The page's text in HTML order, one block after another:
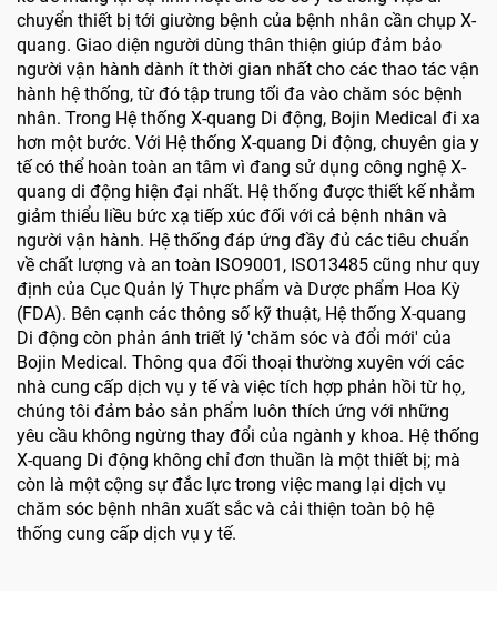
chuyển thiết bị tới giường bệnh của bệnh nhân cần chụp X-
quang. Giao diện người dùng thân thiện giúp đảm bảo
người vận hành dành ít thời gian nhất cho các thao tác vận
hành hệ thống, từ đó tập trung tối đa vào chăm sóc bệnh
nhân. Trong Hệ thống X-quang Di động, Bojin Medical đi xa
hơn một bước. Với Hệ thống X-quang Di động, chuyên gia y
tế có thể hoàn toàn an tâm vì đang sử dụng công nghệ X-
quang di động hiện đại nhất. Hệ thống được thiết kế nhằm
giảm thiểu liều bức xạ tiếp xúc đối với cả bệnh nhân và
người vận hành. Hệ thống đáp ứng đầy đủ các tiêu chuẩn
về chất lượng và an toàn ISO9001, ISO13485 cũng như quy
định của Cục Quản lý Thực phẩm và Dược phẩm Hoa Kỳ
(FDA). Bên cạnh các thông số kỹ thuật, Hệ thống X-quang
Di động còn phản ánh triết lý 'chăm sóc và đổi mới' của
Bojin Medical. Thông qua đối thoại thường xuyên với các
nhà cung cấp dịch vụ y tế và việc tích hợp phản hồi từ họ,
chúng tôi đảm bảo sản phẩm luôn thích ứng với những
yêu cầu không ngừng thay đổi của ngành y khoa. Hệ thống
X-quang Di động không chỉ đơn thuần là một thiết bị; mà
còn là một cộng sự đắc lực trong việc mang lại dịch vụ
chăm sóc bệnh nhân xuất sắc và cải thiện toàn bộ hệ
thống cung cấp dịch vụ y tế.